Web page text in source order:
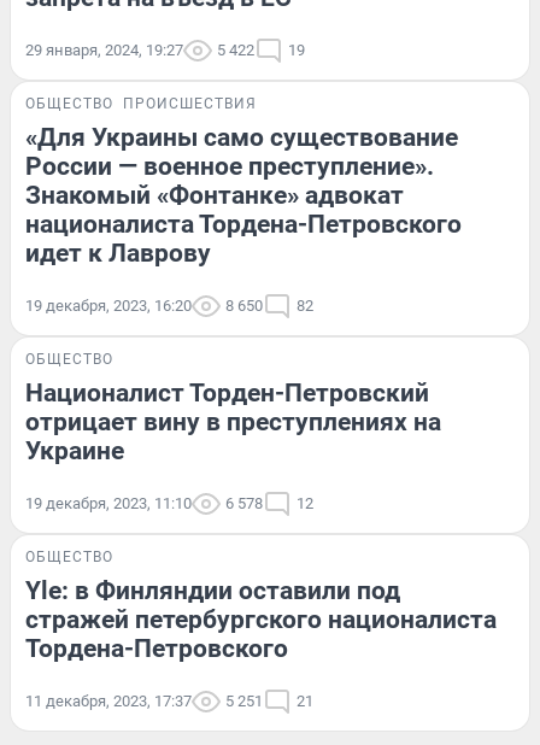
29 января, 2024, 19:27 5 422 19
ОБЩЕСТВО ПРОИСШЕСТВИЯ
«Для Украины само существование
России — военное преступление».
Знакомый «Фонтанке» адвокат
националиста Тордена-Петровского
идет к Лаврову
19 декабря, 2023, 16:20 8 650 82
ОБЩЕСТВО
Националист Торден-Петровский
отрицает вину в преступлениях на
Украине
19 декабря, 2023, 11:10 6 578 12
ОБЩЕСТВО
Yle: в Финляндии оставили под
стражей петербургского националиста
Тордена-Петровского
11 декабря, 2023, 17:37 5 251 21